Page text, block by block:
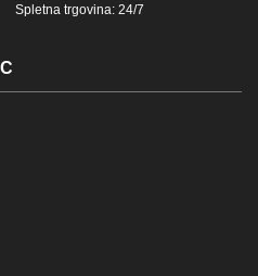
Spletna trgovina: 24/7